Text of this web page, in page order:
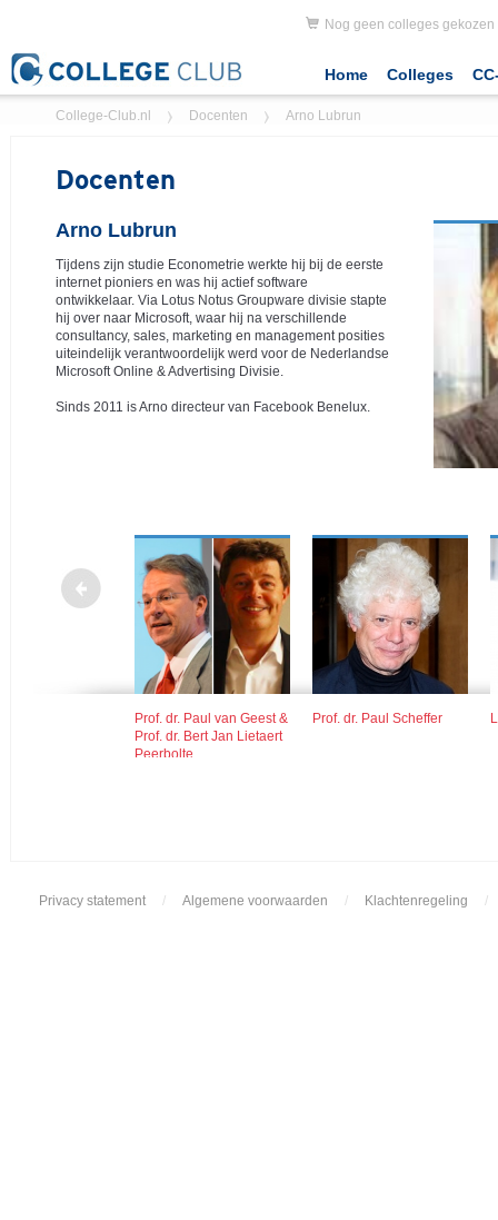
Nog geen colleges gekozen
Home Colleges
College-Club.nl Docenten Arno Lubrun
Docenten
Arno Lubrun
Tijdens zijn studie Econometrie werkte hij bij de eerste
internet pioniers en was hij actief software
ontwikkelaar. Via Lotus Notus Groupware divisie stapte
hij over naar Microsoft, waar hij na verschillende
consultancy, sales, marketing en management posities
uiteindelijk verantwoordelijk werd voor de Nederlandse
Microsoft Online & Advertising Divisie.
Sinds 2011 is Arno directeur van Facebook Benelux.
Prof. dr. Paul van Geest &
Prof. dr. Bert Jan Lietaert
Peerbolte
Prof. dr. Paul Scheffer
Privacy statement / Algemene voorwaarden / Klachtenregeling /